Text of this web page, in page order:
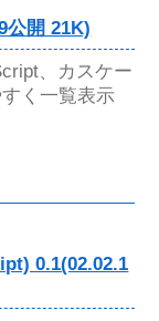
公開 21K)
、カスケー
く一覧表示
0.1(02.02.1